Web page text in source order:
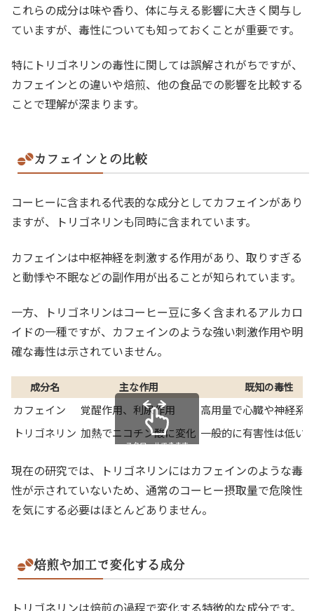
これらの成分は味や香り、体に与える影響に大きく関与し
ていますが、毒性についても知っておくことが重要です。
特にトリゴネリンの毒性に関しては誤解されがちですが、
カフェインとの違いや焙煎、他の食品での影響を比較する
ことで理解が深まります。
カフェインとの比較
コーヒーに含まれる代表的な成分としてカフェインがあり
ますが、トリゴネリンも同時に含まれています。
カフェインは中枢神経を刺激する作用があり、取りすぎる
と動悸や不眠などの副作用が出ることが知られています。
一方、トリゴネリンはコーヒー豆に多く含まれるアルカロ
イドの一種ですが、カフェインのような強い刺激作用や明
確な毒性は示されていません。
成分名 主な作用 既知の毒性
カフェイン 覚醒作用、利尿作用
高用量で心臓や神経系
トリゴネリン 加熱でニコチン酸に変化 一般的に有害性は低い
スクロールできます
現在の研究では、トリゴネリンにはカフェインのような毒
性が示されていないため、通常のコーヒー摂取量で危険性
を気にする必要はほとんどありません。
焙煎や加工で変化する成分
トリゴネリンは焙煎の過程で変化する特徴的な成分です。